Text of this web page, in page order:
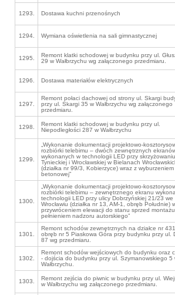
1293. Dostawa kuchni przenośnych
1294. Wymiana oświetlenia na sali gimnastycznej
1295.
Remont klatki schodowej w budynku przy ul.
29 w Wałbrzychu wg załączonego przedmiaru.
1296. Dostawa materiałów elektrycznych
1297.
Remont połaci dachowej od strony ul. Skargi
przy ul. Skargi 35 w Wałbrzychu wg załączonego
przedmiaru.
1298.
Remont klatki schodowej w budynku przy ul.
Niepodległości 287 w Wałbrzychu
1299.
„Wykonanie dokumentacji projektowo-
rozbiórki telebimu – dwóch zewnętrznych
wykonanych w technologii LED przy
Tynieckiej i Wrocławskiej w Bielanach
(działka nr 99/3, Kobierzyce) wraz z
betonowej”
1300.
„Wykonanie dokumentacji projektowo-
rozbiórki telebimu – zewnętrznego ekranu
technologii LED przy ulicy Dobrzyńskiej 21/23 we
Wrocławiu (działka nr 13, AM-1, obręb Południe)
przywróceniem elewacji do stanu sprzed
pełnieniem nadzoru autorskiego”
1301.
Remont schodów zewnętrznych na działce nr
obręb nr 5 Piaskowa Góra przy budynku przy ul.
87 wg przedmiaru.
1302.
Remont schodów wejściowych do budynku oraz
- dojścia do budynku przy ul. Szymanowskiego 5
Wałbrzychu.
1303.
Remont zejścia do piwnic w budynku przy ul.
w Wałbrzychu wg załączonego przedmiaru.